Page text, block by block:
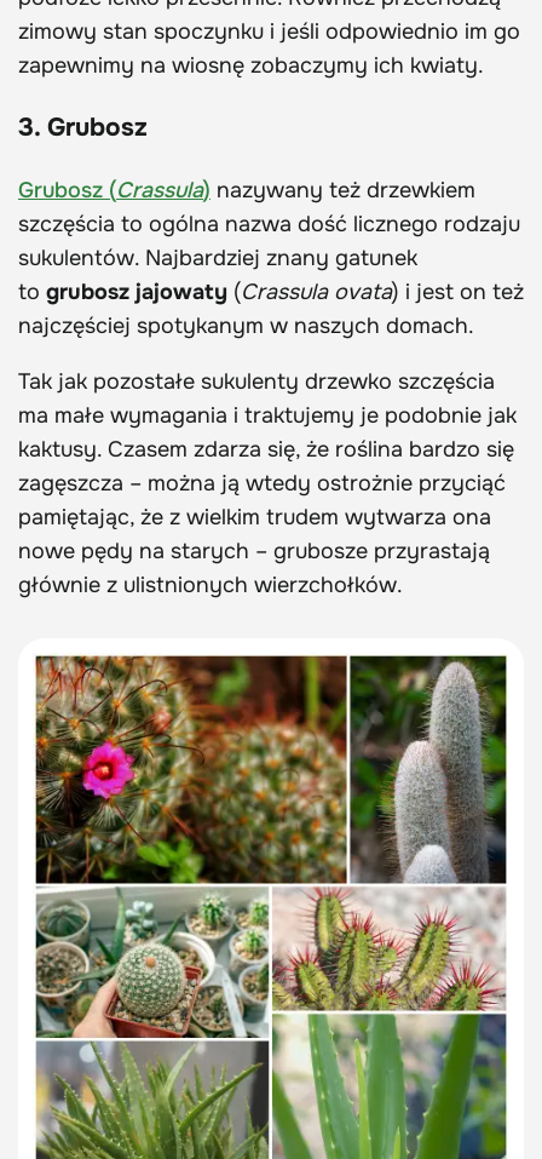
zimowy stan spoczynku i jeśli odpowiednio im go
zapewnimy na wiosnę zobaczymy ich kwiaty.
3. Grubosz
Grubosz (Crassula) nazywany też drzewkiem
szczęścia to ogólna nazwa dość licznego rodzaju
sukulentów. Najbardziej znany gatunek
to grubosz jajowaty (Crassula ovata) i jest on też
najczęściej spotykanym w naszych domach.
Tak jak pozostałe sukulenty drzewko szczęścia
ma małe wymagania i traktujemy je podobnie jak
kaktusy. Czasem zdarza się, że roślina bardzo się
zagęszcza – można ją wtedy ostrożnie przyciąć
pamiętając, że z wielkim trudem wytwarza ona
nowe pędy na starych – grubosze przyrastają
głównie z ulistnionych wierzchołków.